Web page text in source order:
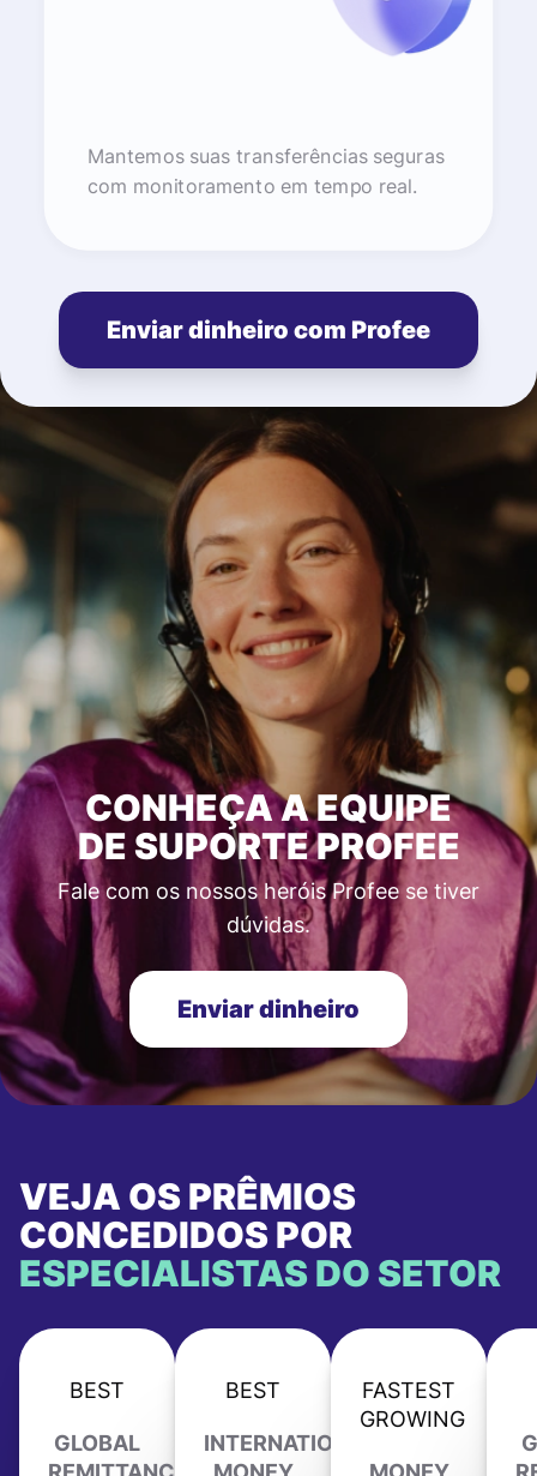
Mantemos suas transferências seguras
com monitoramento em tempo real.
Enviar dinheiro com Profee
CONHEÇA A EQUIPE
DE SUPORTE PROFEE
Fale com os nossos heróis Profee se tiver
dúvidas.
Enviar dinheiro
VEJA OS PRÊMIOS
CONCEDIDOS POR
ESPECIALISTAS DO SETOR
BEST
GLOBAL
BEST
INTERNATIONAL
FASTEST
GROWING